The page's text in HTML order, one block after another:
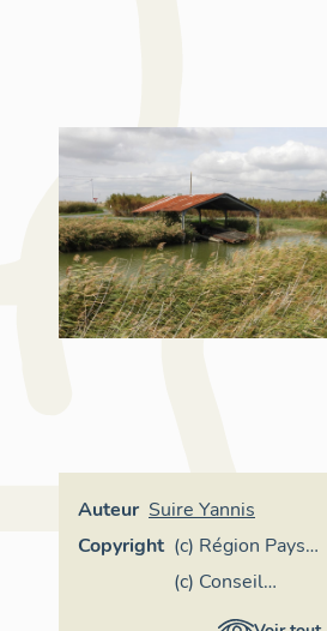
Auteur Suire Yannis
Copyright (c) Région Pays
de la Loire -
Inventaire
(c) Conseil
départemental